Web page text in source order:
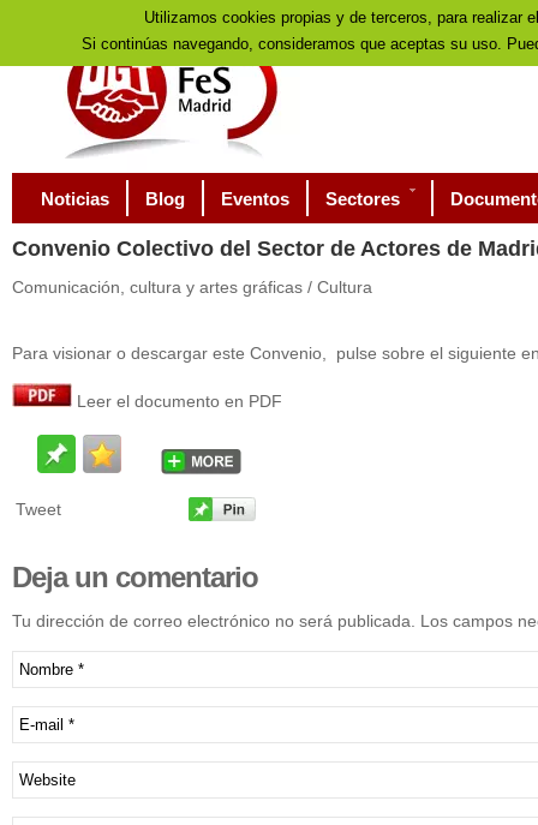
Noticias Blog Eventos Sectores
Convenio Colectivo del Sector de Actores de
Comunicación, cultura y artes gráficas / Cultura
Para visionar o descargar este Convenio, pulse sobre el siguiente
Leer el documento en PDF
Tweet
Dejaun comentario
Tu dirección de correo electrónico no será publicada. Los campos
Utilizamos cookies propias y de terceros, para realizar
Si continúas navegando, consideramos que aceptas su uso.